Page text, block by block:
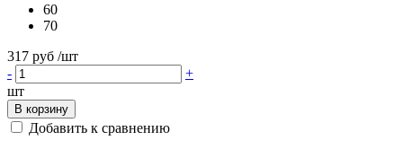
60
70
317 руб /шт
-
+
шт
В корзину
Добавить к сравнению